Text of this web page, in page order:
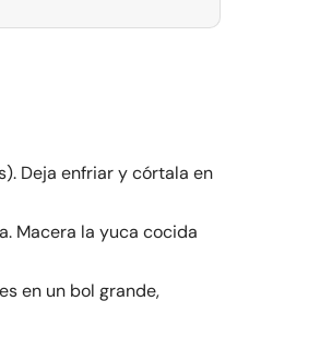
Deja enfriar y córtala en
Macera la yuca cocida
en un bol grande,